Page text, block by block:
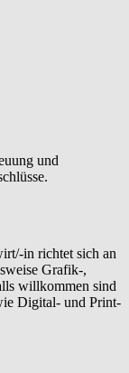
und
in richtet sich an
Grafik-,
willkommen sind
Digital- und Print-